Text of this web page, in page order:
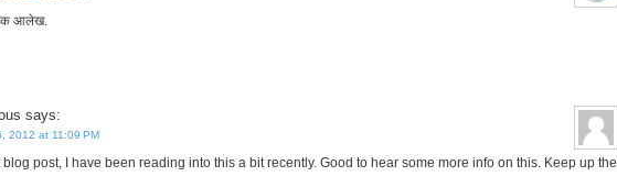
आलेख.
says:
2012 at 11:09 PM
blog post, I have been reading into this a bit recently. Good to hear some more info on this. Keep up the